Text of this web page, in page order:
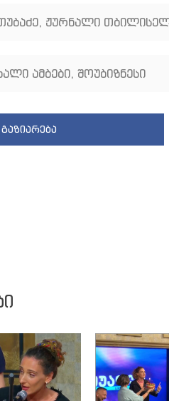
, ჟურნალი
ამბები, შოუბიზნესი
გაზიარება